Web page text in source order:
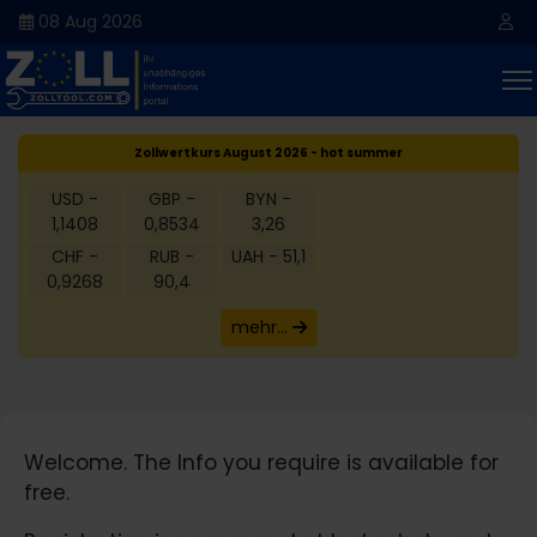
08 Aug 2026
Zollwertkurs August 2026 - hot summer
USD -
1,1408
CHF -
0,9268
GBP -
0,8534
RUB -
90,4
BYN -
3,26
UAH - 51,1
mehr...
Welcome. The Info you require is available for
free.